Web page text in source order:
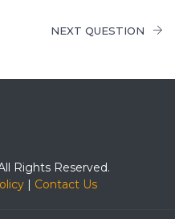
NEXT QUESTION
Rights Reserved.
| Contact Us